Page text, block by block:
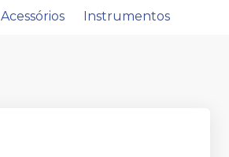
Acessórios Instrumentos